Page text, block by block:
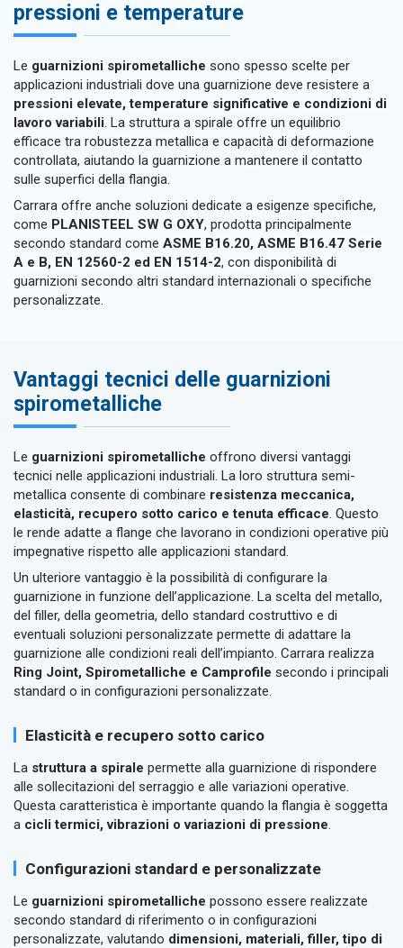
pressioni e temperature
Le guarnizioni spirometalliche sono spesso scelte per
applicazioni industriali dove una guarnizione deve resistere a
pressioni elevate, temperature significative e condizioni di
lavoro variabili. La struttura a spirale offre un equilibrio
efficace tra robustezza metallica e capacità di deformazione
controllata, aiutando la guarnizione a mantenere il contatto
sulle superfici della flangia.
Carrara offre anche soluzioni dedicate a esigenze specifiche,
come PLANISTEEL SW G OXY, prodotta principalmente
secondo standard come ASME B16.20, ASME B16.47 Serie
A e B, EN 12560-2 ed EN 1514-2, con disponibilità di
guarnizioni secondo altri standard internazionali o specifiche
personalizzate.
Vantaggi tecnici delle guarnizioni
spirometalliche
Le guarnizioni spirometalliche offrono diversi vantaggi
tecnici nelle applicazioni industriali. La loro struttura semi-
metallica consente di combinare resistenza meccanica,
elasticità, recupero sotto carico e tenuta efficace. Questo
le rende adatte a flange che lavorano in condizioni operative più
impegnative rispetto alle applicazioni standard.
Un ulteriore vantaggio è la possibilità di configurare la
guarnizione in funzione dell’applicazione. La scelta del metallo,
del filler, della geometria, dello standard costruttivo e di
eventuali soluzioni personalizzate permette di adattare la
guarnizione alle condizioni reali dell’impianto. Carrara realizza
Ring Joint, Spirometalliche e Camprofile secondo i principali
standard o in configurazioni personalizzate.
Elasticità e recupero sotto carico
La struttura a spirale permette alla guarnizione di rispondere
alle sollecitazioni del serraggio e alle variazioni operative.
Questa caratteristica è importante quando la flangia è soggetta
a cicli termici, vibrazioni o variazioni di pressione.
Configurazioni standard e personalizzate
Le guarnizioni spirometalliche possono essere realizzate
secondo standard di riferimento o in configurazioni
personalizzate, valutando dimensioni, materiali, filler, tipo di